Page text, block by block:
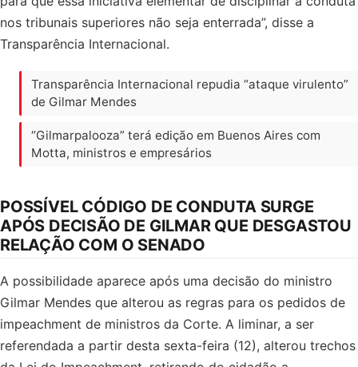
nos tribunais superiores não seja enterrada”, disse a
Transparência Internacional.
Transparência Internacional repudia “ataque virulento”
de Gilmar Mendes
“Gilmarpalooza” terá edição em Buenos Aires com
Motta, ministros e empresários
POSSÍVEL CÓDIGO DE CONDUTA SURGE
APÓS DECISÃO DE GILMAR QUE DESGASTOU
RELAÇÃO COM O SENADO
A possibilidade aparece após uma decisão do ministro
Gilmar Mendes que alterou as regras para os pedidos de
impeachment de ministros da Corte. A liminar, a ser
referendada a partir desta sexta-feira (12), alterou trechos